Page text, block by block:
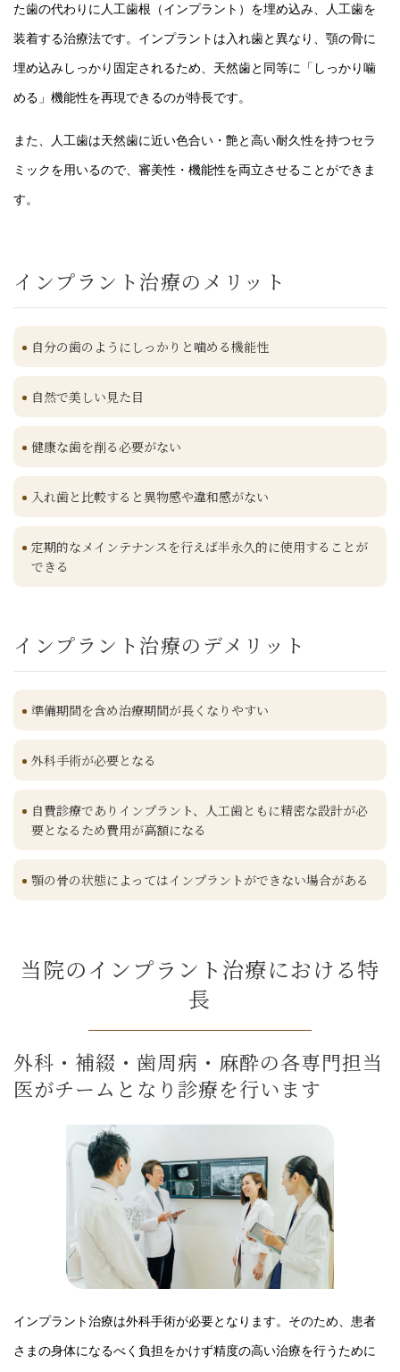
た歯の代わりに人工歯根（インプラント）を埋め込み、人工歯を
装着する治療法です。インプラントは入れ歯と異なり、顎の骨に
埋め込みしっかり固定されるため、天然歯と同等に「しっかり噛
める」機能性を再現できるのが特長です。
また、人工歯は天然歯に近い色合い・艶と高い耐久性を持つセラ
ミックを用いるので、審美性・機能性を両立させることができま
す。
インプラント治療のメリット
自分の歯のようにしっかりと噛める機能性
自然で美しい見た目
健康な歯を削る必要がない
入れ歯と比較すると異物感や違和感がない
定期的なメインテナンスを行えば半永久的に使用することが
できる
インプラント治療のデメリット
準備期間を含め治療期間が長くなりやすい
外科手術が必要となる
自費診療でありインプラント、人工歯ともに精密な設計が必
要となるため費用が高額になる
顎の骨の状態によってはインプラントができない場合がある
当院のインプラント治療における特
長
外科・補綴・歯周病・麻酔の各専門担当
医がチームとなり診療を行います
インプラント治療は外科手術が必要となります。そのため、患者
さまの身体になるべく負担をかけず精度の高い治療を行うために